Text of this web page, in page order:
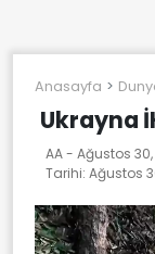
Anasayfa
Ukrayna
AA - Ağustos 30,
Tarihi: Ağustos